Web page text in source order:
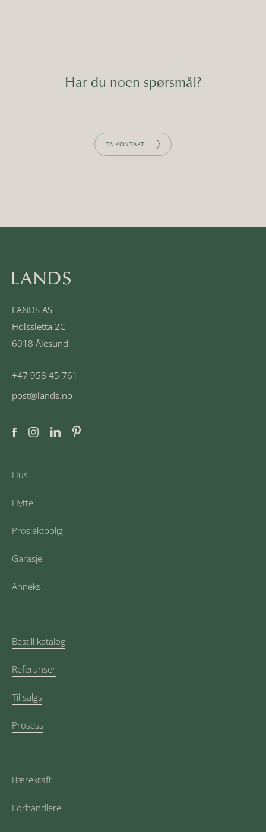
Har du noen spørsmål?
TA KONTAKT
LANDS AS
Holssletta 2C
6018 Ålesund
+47 958 45 761
post@lands.no
Hus
Hytte
Prosjektbolig
Garasje
Anneks
Bestill katalog
Referanser
Til salgs
Prosess
Bærekraft
Forhandlere